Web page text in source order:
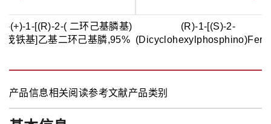
(+)-1-[(R)-2-( 二环己基膦基)
茂铁基]乙基二环己基膦,95%
(R)-1-[(S)-2-
产品信息相关阅读参考文献产品类别